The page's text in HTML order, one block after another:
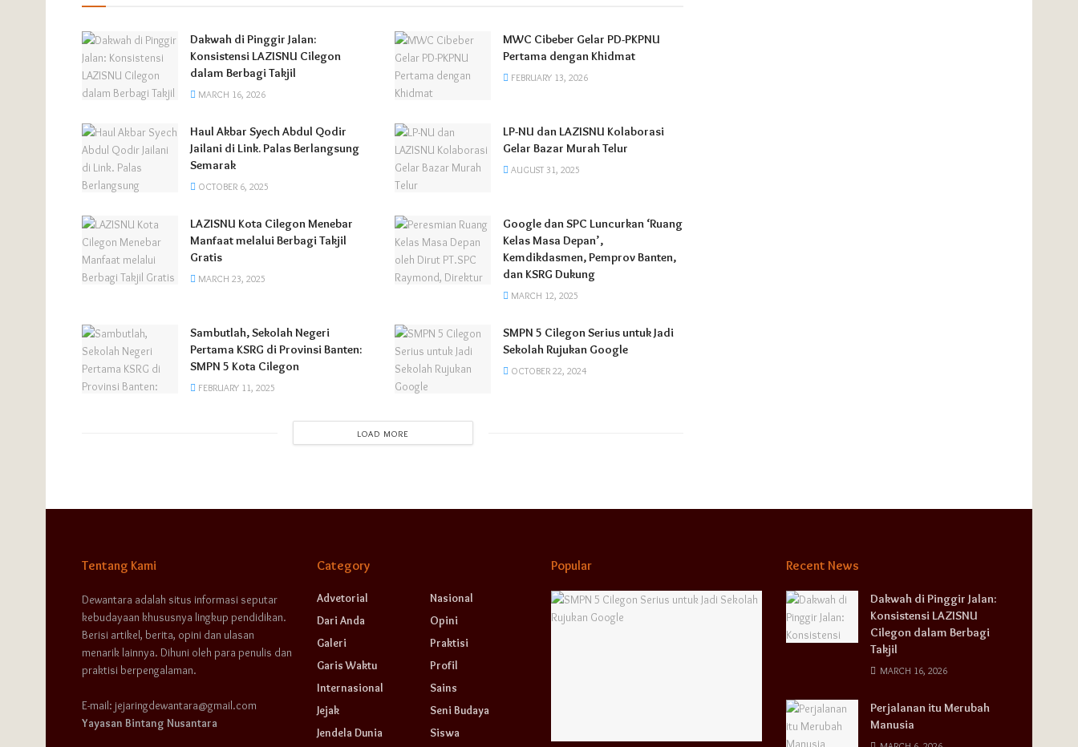
Dakwah di Pinggir Jalan:
Konsistensi LAZISNU Cilegon
dalam Berbagi Takjil
MARCH 16, 2026
MWC Cibeber Gelar PD-PKPNU
Pertama dengan Khidmat
FEBRUARY 13, 2026
Haul Akbar Syech Abdul Qodir
Jailani di Link. Palas Berlangsung
Semarak
OCTOBER 6, 2025
LP-NU dan LAZISNU Kolaborasi
Gelar Bazar Murah Telur
AUGUST 31, 2025
LAZISNU Kota Cilegon Menebar
Manfaat melalui Berbagi Takjil
Gratis
MARCH 23, 2025
Google dan SPC Luncurkan ‘Ruang
Kelas Masa Depan’,
Kemdikdasmen, Pemprov Banten,
dan KSRG Dukung
MARCH 12, 2025
Sambutlah, Sekolah Negeri
Pertama KSRG di Provinsi Banten:
SMPN 5 Kota Cilegon
FEBRUARY 11, 2025
SMPN 5 Cilegon Serius untuk Jadi
Sekolah Rujukan Google
OCTOBER 22, 2024
LOAD MORE
Tentang Kami
Dewantara adalah situs informasi seputar
kebudayaan khususnya lingkup pendidikan.
Berisi artikel, berita, opini dan ulasan
menarik lainnya. Dihuni oleh para penulis dan
praktisi berpengalaman.
E-mail: jejaringdewantara@gmail.com
Yayasan Bintang Nusantara
Category
Advetorial
Dari Anda
Galeri
Garis Waktu
Internasional
Jejak
Jendela Dunia
Nasional
Opini
Praktisi
Profil
Sains
Seni Budaya
Siswa
Popular Recent News
Dakwah di Pinggir Jalan:
Konsistensi LAZISNU
Cilegon dalam Berbagi
Takjil
MARCH 16, 2026
Perjalanan itu Merubah
Manusia